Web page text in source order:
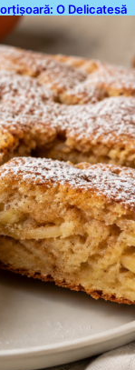
O Delicatesă
Domnului